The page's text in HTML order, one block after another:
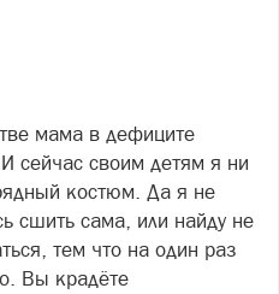
мама в дефиците
сейчас своим детям я ни
костюм. Да я не
сшить сама, или найду не
тем что на один раз
Вы крадёте